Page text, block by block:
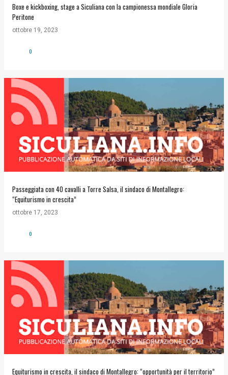
Boxe e kickboxing, stage a Siculiana con la campionessa mondiale Gloria
Peritone
ottobre 19, 2023
0
Passeggiata con 40 cavalli a Torre Salsa, il sindaco di Montallegro:
“Equiturismo in crescita”
ottobre 17, 2023
0
Equiturismo in crescita, il sindaco di Montallegro: “opportunità per il territorio”